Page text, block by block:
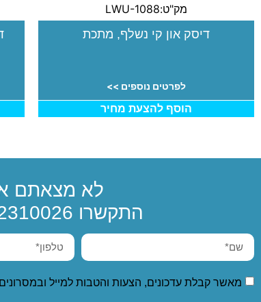
מק"ט:LWU-1088
דיסק און קי נשלף, מתכת
לפרטים נוספים >>
הוסף להצעת מחיר
לא מצאתם
התקשרו
מאשר קבלת עדכונים, הצעות והטבות למייל ובמסרונים